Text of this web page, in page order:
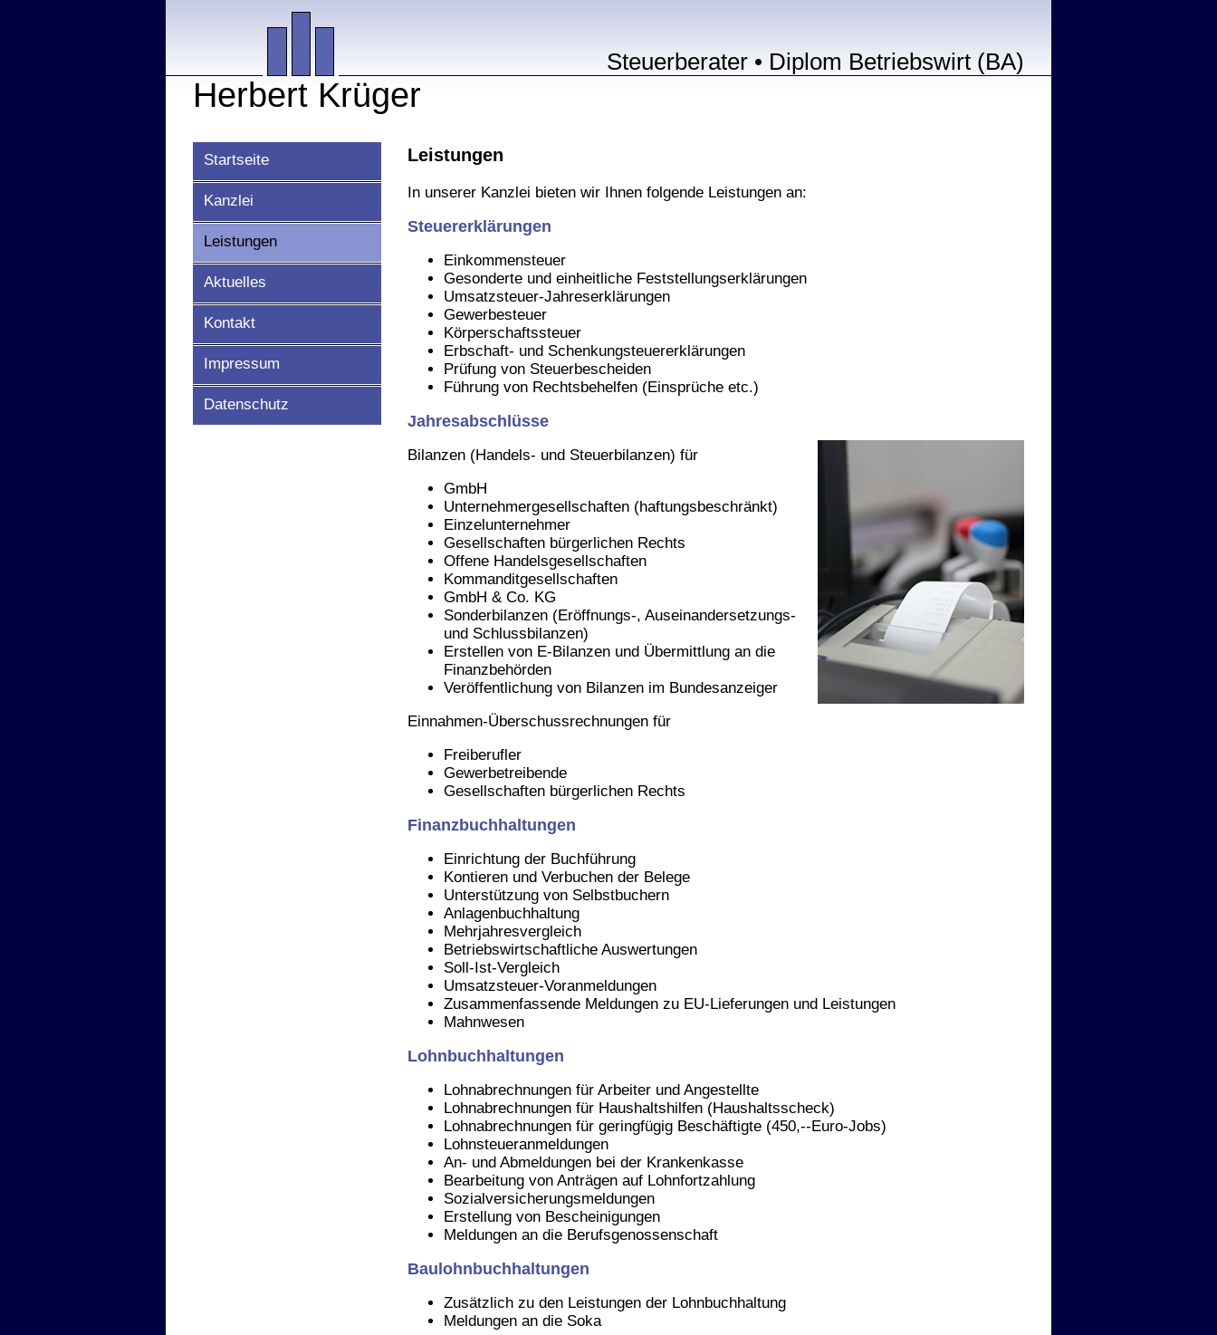
Herbert Krüger
Steuerberater • Diplom Betriebswirt (BA)
Startseite
Kanzlei
Leistungen
Aktuelles
Kontakt
Impressum
Datenschutz
Leistungen
In unserer Kanzlei bieten wir Ihnen folgende Leistungen an:
Steuererklärungen
Einkommensteuer
Gesonderte und einheitliche Feststellungserklärungen
Umsatzsteuer-Jahreserklärungen
Gewerbesteuer
Körperschaftssteuer
Erbschaft- und Schenkungsteuererklärungen
Prüfung von Steuerbescheiden
Führung von Rechtsbehelfen (Einsprüche etc.)
Jahresabschlüsse
Bilanzen (Handels- und Steuerbilanzen) für
GmbH
Unternehmergesellschaften (haftungsbeschränkt)
Einzelunternehmer
Gesellschaften bürgerlichen Rechts
Offene Handelsgesellschaften
Kommanditgesellschaften
GmbH & Co. KG
Sonderbilanzen (Eröffnungs-, Auseinandersetzungs-
und Schlussbilanzen)
Erstellen von E-Bilanzen und Übermittlung an die
Finanzbehörden
Veröffentlichung von Bilanzen im Bundesanzeiger
Einnahmen-Überschussrechnungen für
Freiberufler
Gewerbetreibende
Gesellschaften bürgerlichen Rechts
Finanzbuchhaltungen
Einrichtung der Buchführung
Kontieren und Verbuchen der Belege
Unterstützung von Selbstbuchern
Anlagenbuchhaltung
Mehrjahresvergleich
Betriebswirtschaftliche Auswertungen
Soll-Ist-Vergleich
Umsatzsteuer-Voranmeldungen
Zusammenfassende Meldungen zu EU-Lieferungen und Leistungen
Mahnwesen
Lohnbuchhaltungen
Lohnabrechnungen für Arbeiter und Angestellte
Lohnabrechnungen für Haushaltshilfen (Haushaltsscheck)
Lohnabrechnungen für geringfügig Beschäftigte (450,--Euro-Jobs)
Lohnsteueranmeldungen
An- und Abmeldungen bei der Krankenkasse
Bearbeitung von Anträgen auf Lohnfortzahlung
Sozialversicherungsmeldungen
Erstellung von Bescheinigungen
Meldungen an die Berufsgenossenschaft
Baulohnbuchhaltungen
Zusätzlich zu den Leistungen der Lohnbuchhaltung
Meldungen an die Soka